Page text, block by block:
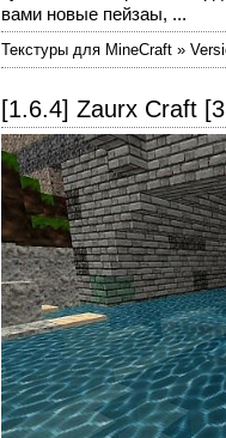
вами новые пейзаы, ...
Текстуры для MineCraft »
[1.6.4] Zaurx Craft